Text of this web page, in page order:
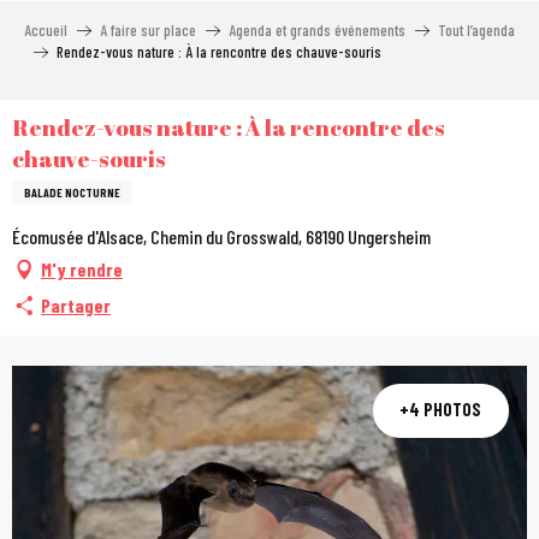
Accueil A faire sur place Agenda et grands événements
Tout l’agenda
Rendez-vous nature : À la rencontre des chauve-souris
Rendez-vous nature : À la rencontre des
chauve-souris
BALADE NOCTURNE
Écomusée d'Alsace, Chemin du Grosswald, 68190 Ungersheim
M'y rendre
Partager
+4 PHOTOS